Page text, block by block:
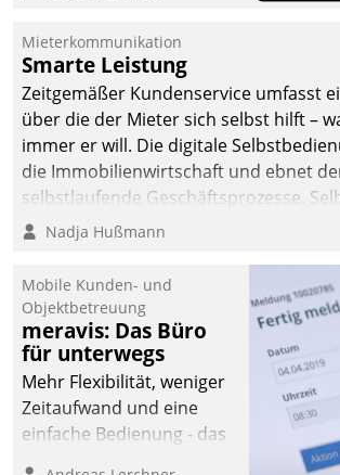
Die monatlichen
Mitteilungen zum
Heizungs- und
Wasserverbrauch gehen
automatisiert, vollständig
und auf Wunsch über
mehrere zuvor
Kommunikationswege bei
Mieterkommunikation
Smarte Leistung
Zeitgemäßer Kundenservice umfasst
über die der Mieter sich selbst hilft –
immer er will. Die digitale
die Immobilienwirtschaft und ebnet
selbstlaufende Geschäftsprozesse.
Kunde und smart der Serviceanbieter.
Nadja Hußmann
Mobile Kunden- und
Objektbetreuung
meravis: Das Büro
für unterwegs
Mehr Flexibilität, weniger
Zeitaufwand und eine
einfache Bedienung - das